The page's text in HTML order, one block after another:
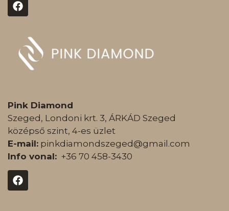
Pink Diamond
Szeged, Londoni krt. 3, ÁRKÁD Szeged
középső szint, 4-es üzlet
E-mail: pinkdiamondszeged@gmail.com
Info vonal: +36 70 458-3430